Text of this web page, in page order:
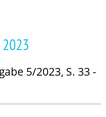
5/2023, S. 33 -